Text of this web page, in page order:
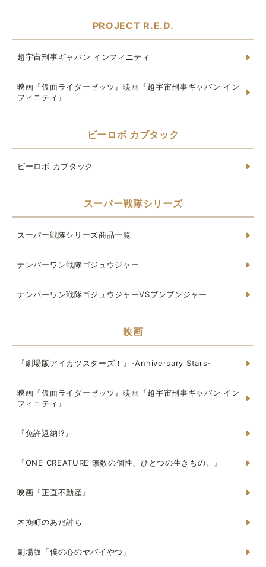
PROJECT R.E.D.
超宇宙刑事ギャバン インフィニティ
映画『仮面ライダーゼッツ』映画『超宇宙刑事ギャバン イン
フィニティ』
ビーロボ カブタック
ビーロボ カブタック
スーパー戦隊シリーズ
スーパー戦隊シリーズ商品一覧
ナンバーワン戦隊ゴジュウジャー
ナンバーワン戦隊ゴジュウジャーVSブンブンジャー
映画
『劇場版アイカツスターズ！』-Anniversary Stars-
映画『仮面ライダーゼッツ』映画『超宇宙刑事ギャバン イン
フィニティ』
『免許返納!?』
『ONE CREATURE 無数の個性、ひとつの生きもの。』
映画『正直不動産』
木挽町のあだ討ち
劇場版「僕の心のヤバイやつ」